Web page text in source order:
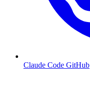
Claude Code GitHub